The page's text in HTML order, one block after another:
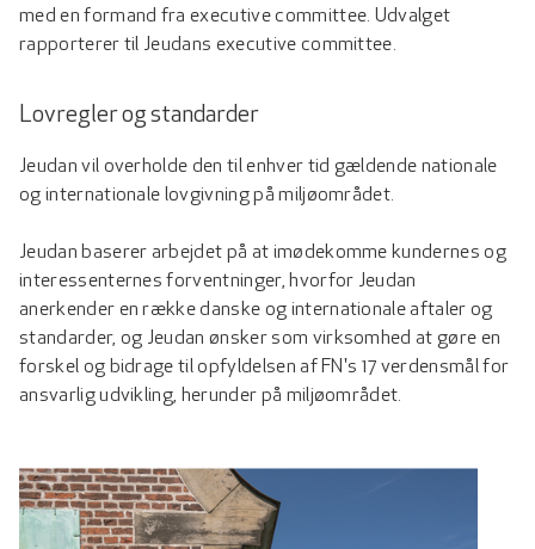
med en formand fra executive committee. Udvalget
rapporterer til Jeudans executive committee.
Lovregler og standarder
Jeudan vil overholde den til enhver tid gældende nationale
og internationale lovgivning på miljøområdet.
Jeudan baserer arbejdet på at imødekomme kundernes og
interessenternes forventninger, hvorfor Jeudan
anerkender en række danske og internationale aftaler og
standarder, og Jeudan ønsker som virksomhed at gøre en
forskel og bidrage til opfyldelsen af FN's 17 verdensmål for
ansvarlig udvikling, herunder på miljøområdet.